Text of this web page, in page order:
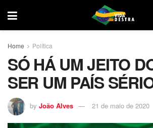
Home Política
SÓ HÁ UM JEITO
SER UM PAÍS
by João Alves 21 de maio de 2020